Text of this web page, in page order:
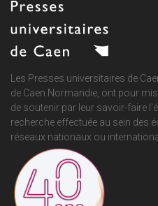
Les Presses universitaires de
de Caen Normandie , ont pour
de soutenir par leur savoir-faire
recherche effectuée au sein des
réseaux nationaux ou